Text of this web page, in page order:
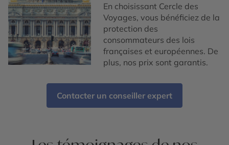
En choisissant Cercle des
Voyages, vous bénéficiez de la
protection des
consommateurs des lois
françaises et européennes. De
plus, nos prix sont garantis.
Contacter un conseiller expert